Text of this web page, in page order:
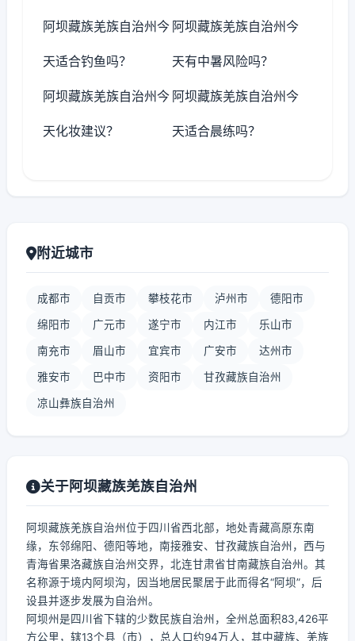
阿坝藏族羌族自治州今
天适合钓鱼吗？
阿坝藏族羌族自治州今
天有中暑风险吗？
阿坝藏族羌族自治州今
天化妆建议？
阿坝藏族羌族自治州今
天适合晨练吗？
附近城市
成都市 自贡市 攀枝花市 泸州市 德阳市
绵阳市 广元市 遂宁市 内江市 乐山市
南充市 眉山市 宜宾市 广安市 达州市
雅安市 巴中市 资阳市 甘孜藏族自治州
凉山彝族自治州
关于阿坝藏族羌族自治州
阿坝藏族羌族自治州位于四川省西北部，地处青藏高原东南
缘，东邻绵阳、德阳等地，南接雅安、甘孜藏族自治州，西与
青海省果洛藏族自治州交界，北连甘肃省甘南藏族自治州。其
名称源于境内阿坝沟，因当地居民聚居于此而得名“阿坝”，后
设县并逐步发展为自治州。
阿坝州是四川省下辖的少数民族自治州，全州总面积83,426平
方公里，辖13个县（市），总人口约94万人，其中藏族、羌族